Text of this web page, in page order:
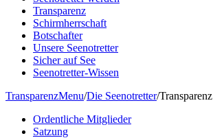
Transparenz
Schirmherrschaft
Botschafter
Unsere Seenotretter
Sicher auf See
Seenotretter-Wissen
TransparenzMenu/Die Seenotretter/Transparenz
Ordentliche Mitglieder
Satzung